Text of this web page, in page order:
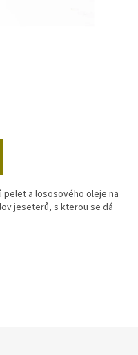
pelet a lososového oleje na
jeseterů, s kterou se dá